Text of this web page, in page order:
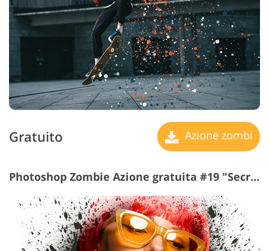
Gratuito Azione zombi
Photoshop Zombie Azione gratuita #19 "Secret Dreams"